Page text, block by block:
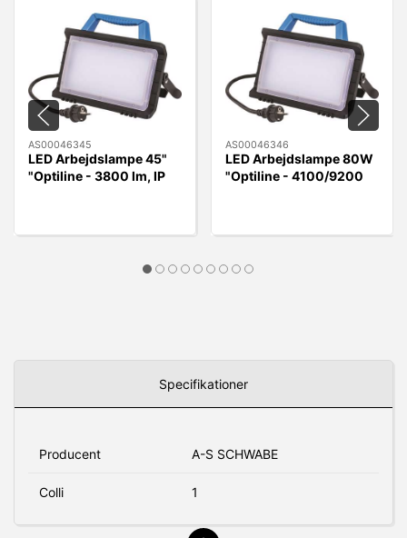
AS00046345
LED Arbejdslampe 45"
"Optiline - 3800 lm, IP
AS00046346
LED Arbejdslampe 80W
"Optiline - 4100/9200
Specifikationer
Producent A-S SCHWABE
Colli 1